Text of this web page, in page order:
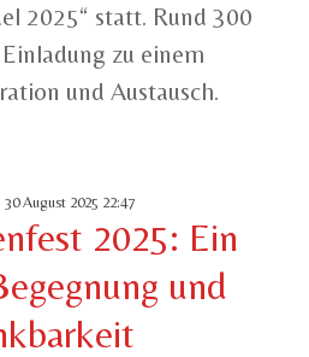
2025“ statt. Rund 300
zu einem
und Austausch.
30 August 2025 22:47
2025: Ein
und